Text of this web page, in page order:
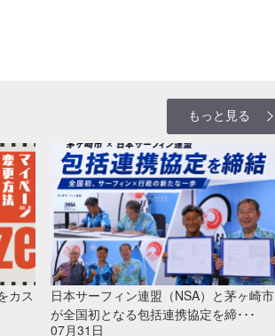
もっと見る
カス
日本サーフィン連盟（NSA）と茅ヶ崎市
が全国初となる包括連携協定を締･･･
07月31日